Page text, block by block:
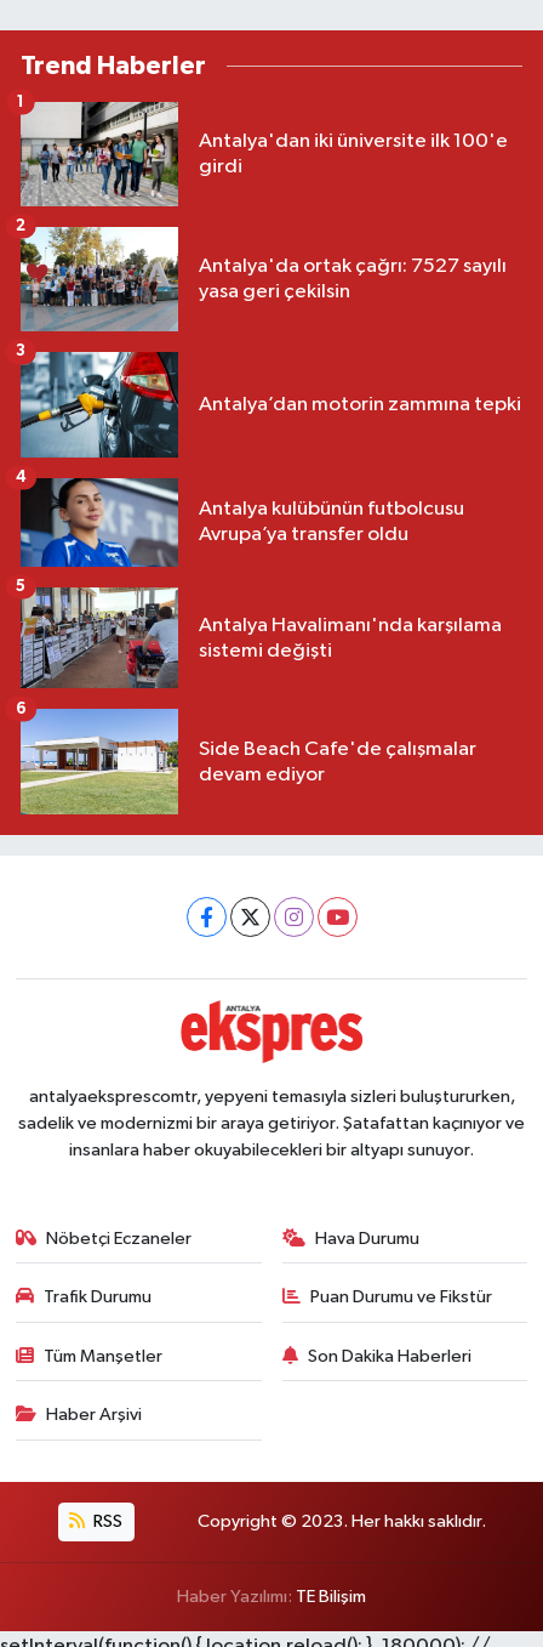
Trend Haberler
Antalya'dan iki üniversite ilk 100'e
girdi
1
Antalya'da ortak çağrı: 7527 sayılı
yasa geri çekilsin
2
Antalya’dan motorin zammına tepki
3
Antalya kulübünün futbolcusu
Avrupa’ya transfer oldu
4
Antalya Havalimanı'nda karşılama
sistemi değişti
5
Side Beach Cafe'de çalışmalar
devam ediyor
6
antalyaeksprescomtr, yepyeni temasıyla sizleri buluştururken,
sadelik ve modernizmi bir araya getiriyor. Şatafattan kaçınıyor ve
insanlara haber okuyabilecekleri bir altyapı sunuyor.
Nöbetçi Eczaneler Hava Durumu
Trafik Durumu Puan Durumu ve Fikstür
Tüm Manşetler Son Dakika Haberleri
Haber Arşivi
RSS Copyright © 2023. Her hakkı saklıdır.
Haber Yazılımı: TE Bilişim